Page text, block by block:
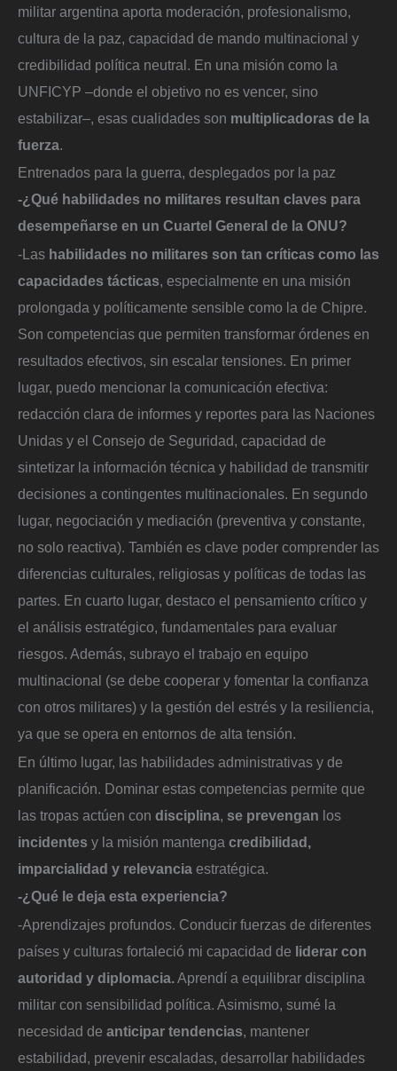
militar argentina aporta moderación, profesionalismo,
cultura de la paz, capacidad de mando multinacional y
credibilidad política neutral. En una misión como la
UNFICYP –donde el objetivo no es vencer, sino
estabilizar–, esas cualidades son multiplicadoras de la
fuerza
Entrenados para la guerra, desplegados por la paz
-⁠¿Qué habilidades no militares resultan claves para
desempeñarse en un Cuartel General de la ONU?
-Las habilidades no militares son tan críticas como las
capacidades tácticas, especialmente en una misión
prolongada y políticamente sensible como la de Chipre.
Son competencias que permiten transformar órdenes en
resultados efectivos, sin escalar tensiones. En primer
lugar, puedo mencionar la comunicación efectiva:
redacción clara de informes y reportes para las Naciones
Unidas y el Consejo de Seguridad, capacidad de
sintetizar la información técnica y habilidad de transmitir
decisiones a contingentes multinacionales. En segundo
lugar, negociación y mediación (preventiva y constante,
no solo reactiva). También es clave poder comprender las
diferencias culturales, religiosas y políticas de todas las
partes. En cuarto lugar, destaco el pensamiento crítico y
el análisis estratégico, fundamentales para evaluar
riesgos. Además, subrayo el trabajo en equipo
multinacional (se debe cooperar y fomentar la confianza
con otros militares) y la gestión del estrés y la resiliencia,
ya que se opera en entornos de alta tensión.
En último lugar, las habilidades administrativas y de
planificación. Dominar estas competencias permite que
las tropas actúen con disciplina se prevengan los
incidentes y la misión mantenga credibilidad,
imparcialidad y relevancia estratégica.
-¿Qué le deja esta experiencia?
-Aprendizajes profundos. Conducir fuerzas de diferentes
países y culturas fortaleció mi capacidad de liderar con
autoridad y diplomacia.Aprendí a equilibrar disciplina
militar con sensibilidad política. Asimismo, sumé la
necesidad de anticipar tendencias, mantener
estabilidad, prevenir escaladas, desarrollar habilidades